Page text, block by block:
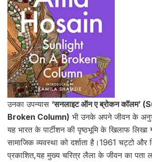
उनका उपन्यास ‘सनलाइट ऑन ए ब्रोकन कॉलम’
Broken Column) भी उनके अपने जीवन के
यह भारत के पार्टीशन की पृष्ठभूमि के खिलाफ
सामाजिक व्यवस्था को दर्शाता है।1961 चट्टो और
प्रकाशित,यह मुख्य चरित्र लैला के जीवन का पता